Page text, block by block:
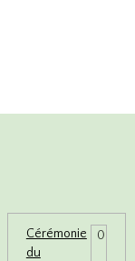
Cérémonie
du